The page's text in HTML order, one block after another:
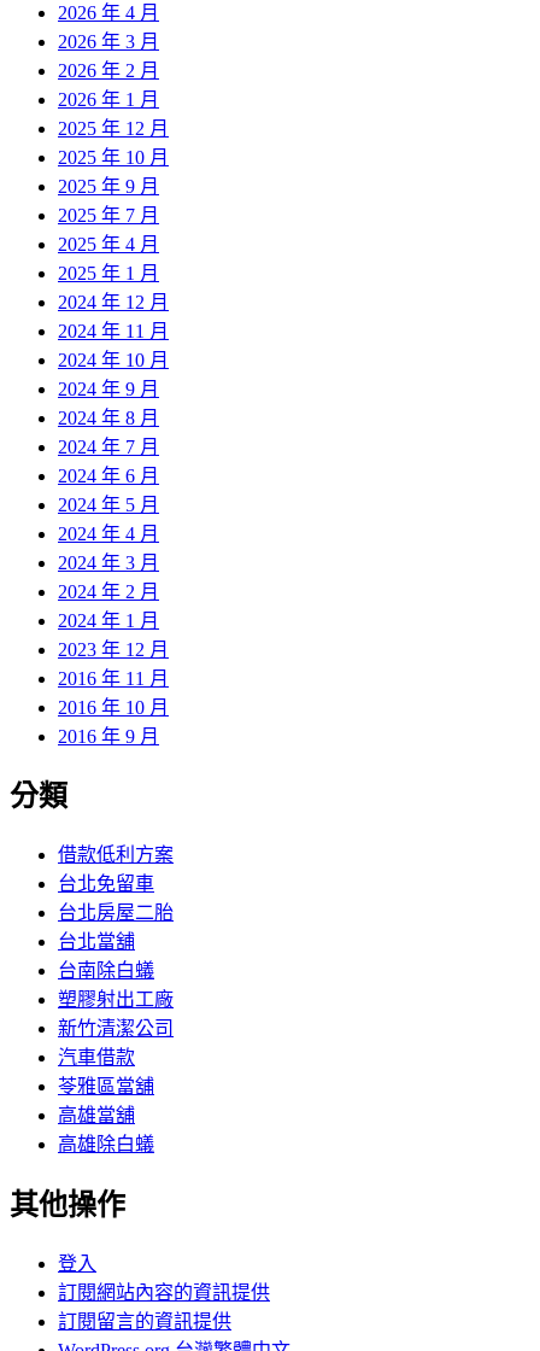
2026 年 4 月
2026 年 3 月
2026 年 2 月
2026 年 1 月
2025 年 12 月
2025 年 10 月
2025 年 9 月
2025 年 7 月
2025 年 4 月
2025 年 1 月
2024 年 12 月
2024 年 11 月
2024 年 10 月
2024 年 9 月
2024 年 8 月
2024 年 7 月
2024 年 6 月
2024 年 5 月
2024 年 4 月
2024 年 3 月
2024 年 2 月
2024 年 1 月
2023 年 12 月
2016 年 11 月
2016 年 10 月
2016 年 9 月
分類
借款低利方案
台北免留車
台北房屋二胎
台北當舖
台南除白蟻
塑膠射出工廠
新竹清潔公司
汽車借款
苓雅區當舖
高雄當舖
高雄除白蟻
其他操作
登入
訂閱網站內容的資訊提供
訂閱留言的資訊提供